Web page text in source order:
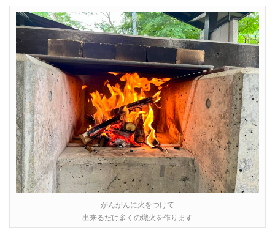
がんがんに火をつけて
出来るだけ多くの熾火を作ります